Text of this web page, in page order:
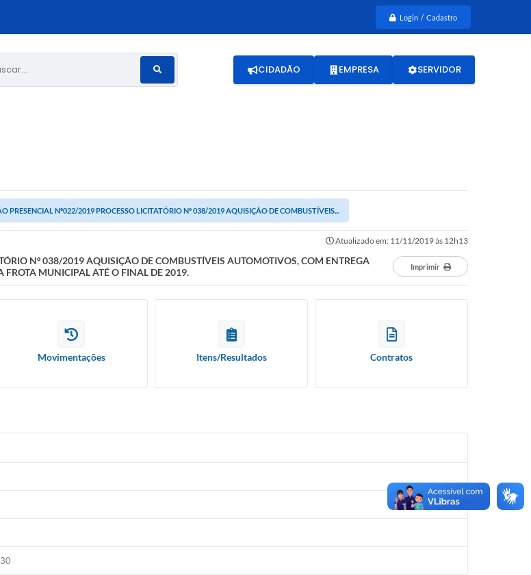
Login / Cadastro
CIDADÃO EMPRESA SERVIDOR
PRESENCIAL Nº022/2019 PROCESSO LICITATÓRIO Nº 038/2019 AQUISIÇÃO DE COMBUSTÍVEIS...
Atualizado em: 11/11/2019 às 12h13
Nº 038/2019 AQUISIÇÃO DE COMBUSTÍVEIS AUTOMOTIVOS, COM ENTREGA
FROTA MUNICIPAL ATÉ O FINAL DE 2019.
Imprimir
Movimentações Itens/Resultados Contratos